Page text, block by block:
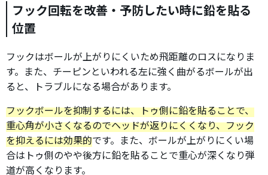
フック回転を改善・予防したい時に鉛を貼る
位置
フックはボールが上がりにくいため飛距離のロスになりま
す。また、チーピンといわれる左に強く曲がるボールが出
ると、トラブルになる場合があります。
フックボールを抑制するには、トゥ側に鉛を貼ることで、
重心角が小さくなるのでヘッドが返りにくくなり、フック
を抑えるには効果的です。また、ボールが上がりにくい場
合はトゥ側のやや後方に鉛を貼ることで重心が深くなり弾
道が高くなります。